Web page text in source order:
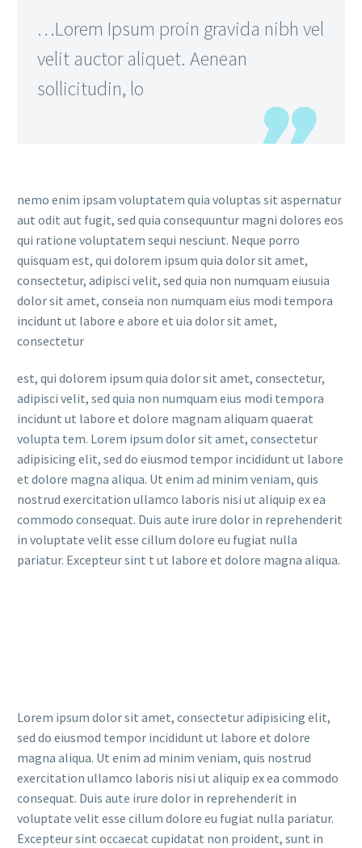
…Lorem Ipsum proin gravida nibh vel
velit auctor aliquet. Aenean
sollicitudin, lo
nemo enim ipsam voluptatem quia voluptas sit aspernatur
aut odit aut fugit, sed quia consequuntur magni dolores eos
qui ratione voluptatem sequi nesciunt. Neque porro
quisquam est, qui dolorem ipsum quia dolor sit amet,
consectetur, adipisci velit, sed quia non numquam eiusuia
dolor sit amet, conseia non numquam eius modi tempora
incidunt ut labore e abore et uia dolor sit amet,
consectetur
est, qui dolorem ipsum quia dolor sit amet, consectetur,
adipisci velit, sed quia non numquam eius modi tempora
incidunt ut labore et dolore magnam aliquam quaerat
volupta tem. Lorem ipsum dolor sit amet, consectetur
adipisicing elit, sed do eiusmod tempor incididunt ut labore
et dolore magna aliqua. Ut enim ad minim veniam, quis
nostrud exercitation ullamco laboris nisi ut aliquip ex ea
commodo consequat. Duis aute irure dolor in reprehenderit
in voluptate velit esse cillum dolore eu fugiat nulla
pariatur. Excepteur sint t ut labore et dolore magna aliqua.
Lorem ipsum dolor sit amet, consectetur adipisicing elit,
sed do eiusmod tempor incididunt ut labore et dolore
magna aliqua. Ut enim ad minim veniam, quis nostrud
exercitation ullamco laboris nisi ut aliquip ex ea commodo
consequat. Duis aute irure dolor in reprehenderit in
voluptate velit esse cillum dolore eu fugiat nulla pariatur.
Excepteur sint occaecat cupidatat non proident, sunt in